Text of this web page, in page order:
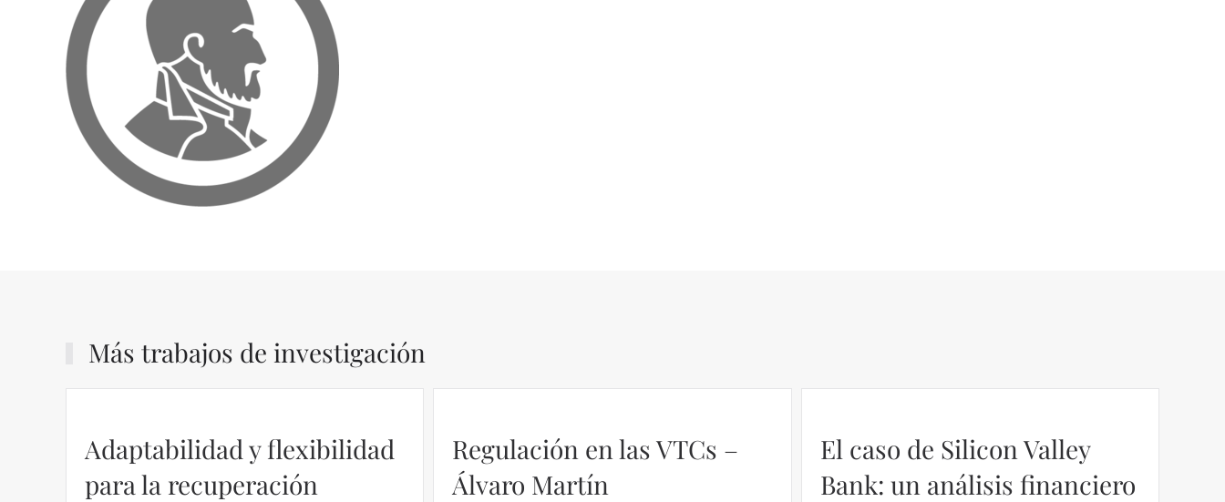
Más trabajos de investigación
Adaptabilidad y flexibilidad
para la recuperación
Regulación en las VTCs –
Álvaro Martín
El caso de Silicon Valley
Bank: un análisis financiero